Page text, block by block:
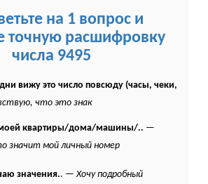
на 1 вопрос и
точную расшифровку
числа 9495
вижу это число повсюду (часы, чеки,
что это знак
квартиры/дома/машины/.. —
значит мой личный номер
значения.. —Хочу подробный